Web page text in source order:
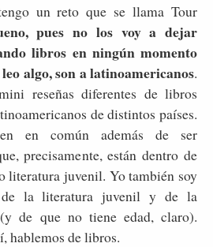
un reto que se llama Tour
pues no los voy a dejar
libros en ningún momento
algo, son a latinoamericanos.
reseñas diferentes de libros
de distintos países.
en común además de ser
precisamente, están dentro de
literatura juvenil. Yo también soy
de la literatura juvenil y de la
de que no tiene edad, claro).
hablemos de libros.